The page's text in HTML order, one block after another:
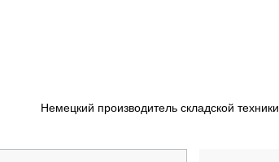
ПОДЪЁМНАЯ ТЕХНИКА
Немецкий производитель складской техники